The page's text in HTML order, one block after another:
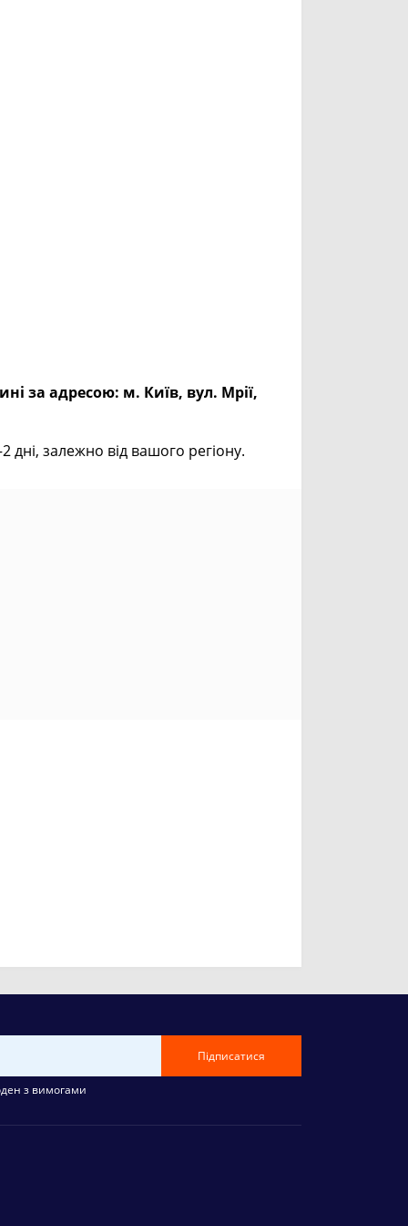
за адресою: м. Київ, вул. Мрії,
залежно від вашого регіону.
Підписатися
з вимогами